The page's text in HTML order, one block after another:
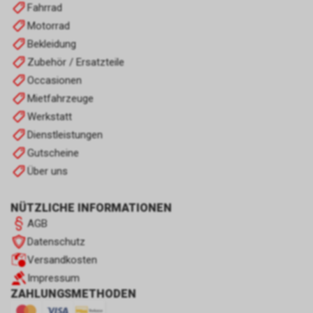
Fahrrad
Motorrad
Bekleidung
Zubehör / Ersatzteile
Occasionen
Mietfahrzeuge
Werkstatt
Dienstleistungen
Gutscheine
Über uns
NÜTZLICHE INFORMATIONEN
AGB
Datenschutz
Versandkosten
Impressum
ZAHLUNGSMETHODEN